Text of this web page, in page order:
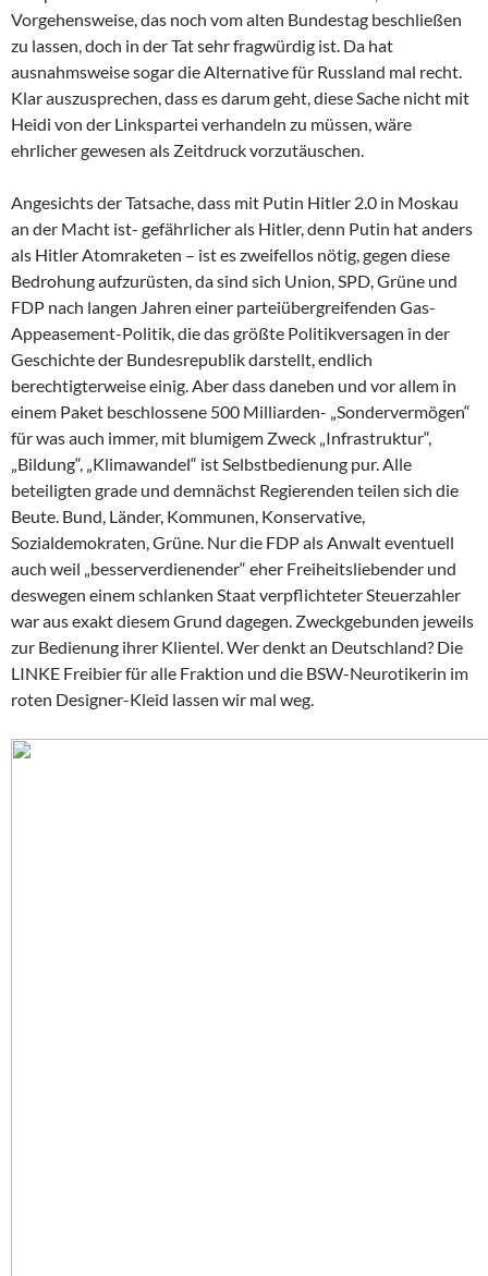
Vorgehensweise, das noch vom alten Bundestag beschließen
zu lassen, doch in der Tat sehr fragwürdig ist. Da hat
ausnahmsweise sogar die Alternative für Russland mal recht.
Klar auszusprechen, dass es darum geht, diese Sache nicht mit
Heidi von der Linkspartei verhandeln zu müssen, wäre
ehrlicher gewesen als Zeitdruck vorzutäuschen.
Angesichts der Tatsache, dass mit Putin Hitler 2.0 in Moskau
an der Macht ist- gefährlicher als Hitler, denn Putin hat anders
als Hitler Atomraketen – ist es zweifellos nötig, gegen diese
Bedrohung aufzurüsten, da sind sich Union, SPD, Grüne und
FDP nach langen Jahren einer parteiübergreifenden Gas-
Appeasement-Politik, die das größte Politikversagen in der
Geschichte der Bundesrepublik darstellt, endlich
berechtigterweise einig. Aber dass daneben und vor allem in
einem Paket beschlossene 500 Milliarden- „Sondervermögen“
für was auch immer, mit blumigem Zweck „Infrastruktur“,
„Bildung“, „Klimawandel“ ist Selbstbedienung pur. Alle
beteiligten grade und demnächst Regierenden teilen sich die
Beute. Bund, Länder, Kommunen, Konservative,
Sozialdemokraten, Grüne. Nur die FDP als Anwalt eventuell
auch weil „besserverdienender“ eher Freiheitsliebender und
deswegen einem schlanken Staat verpflichteter Steuerzahler
war aus exakt diesem Grund dagegen. Zweckgebunden jeweils
zur Bedienung ihrer Klientel. Wer denkt an Deutschland? Die
LINKE Freibier für alle Fraktion und die BSW-Neurotikerin im
roten Designer-Kleid lassen wir mal weg.